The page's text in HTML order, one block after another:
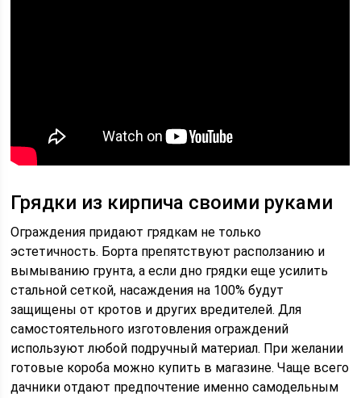
Грядки из кирпича своими руками
Ограждения придают грядкам не только
эстетичность. Борта препятствуют расползанию и
вымыванию грунта, а если дно грядки еще усилить
стальной сеткой, насаждения на 100% будут
защищены от кротов и других вредителей. Для
самостоятельного изготовления ограждений
используют любой подручный материал. При желании
готовые короба можно купить в магазине. Чаще всего
дачники отдают предпочтение именно самодельным